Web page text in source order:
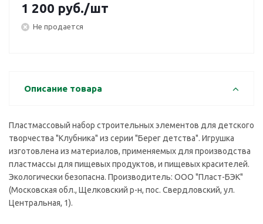
1 200 руб./шт
Не продается
Описание товара
Пластмассовый набор строительных элементов для детского
творчества "Клубника" из серии "Берег детства". Игрушка
изготовлена из материалов, применяемых для производства
пластмассы для пищевых продуктов, и пищевых красителей.
Экологически безопасна. Производитель: ООО "Пласт-БЭК"
(Московская обл., Щелковский р-н, пос. Свердловский, ул.
Центральная, 1).